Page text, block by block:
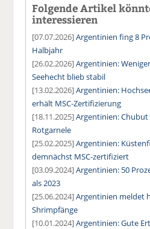
Folgende Artikel
interessieren
[07.07.2026]Argentinien fing 8
Halbjahr
[26.02.2026]Argentinien:
Seehecht blieb stabil
[13.02.2026]Argentinien:
erhält MSC-Zertifizierung
[18.11.2025]Argentinien:
Rotgarnele
[25.02.2025]Argentinien:
demnächst MSC-zertifiziert
[03.09.2024]Argentinien: 50
als 2023
[25.06.2024]Argentinien meldet
Shrimpfänge
[10.01.2024]Argentinien: Gute